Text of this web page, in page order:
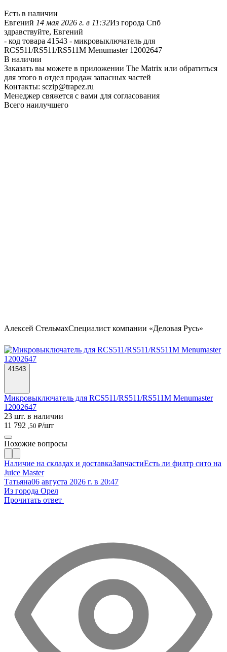
Есть в наличии
Евгений 14 мая 2026 г. в 11:32Из города Спб
здравствуйте, Евгений
- код товара 41543 - микровыключатель для
RCS511/RS511/RS511M Menumaster 12002647
В наличии
Заказать вы можете в приложении The Matrix или обратиться
для этого в отдел продаж запасных частей
Контакты: sczip@trapez.ru
Менеджер свяжется с вами для согласования
Всего наилучшего
Алексей СтельмахСпециалист компании «Деловая Русь»
41543
Микровыключатель для RCS511/RS511/RS511M Menumaster
12002647
23 шт. в наличии
11 792 ,50 ₽/шт
Похожие вопросы
Наличие на складах и доставкаЗапчастиЕсть ли филтр сито на
Juice Master
Татьяна06 августа 2026 г. в 20:47
Из города Орел
Прочитать ответ